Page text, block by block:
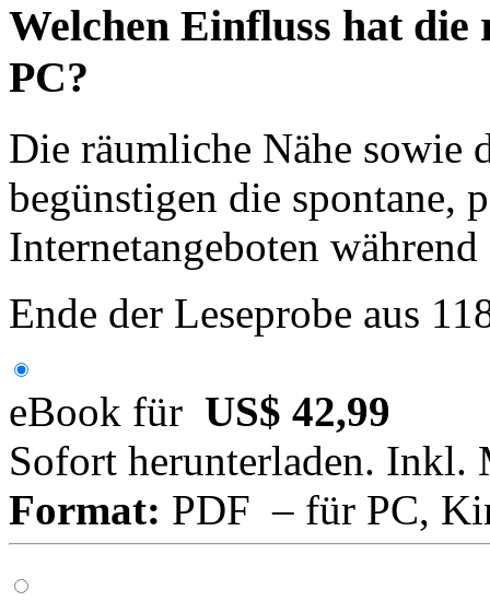
Welchen Einfluss hat
PC?
Die räumliche Nähe sowie
begünstigen die spontane,
Internetangeboten
Ende der Leseprobe aus
eBook für US$ 42,99
Sofort herunterladen. Inkl.
Format: PDF – für PC,